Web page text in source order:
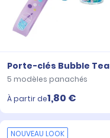
Porte-clés Bubble Tea
5 modèles panachés
À partir de1,80 €
NOUVEAU LOOK